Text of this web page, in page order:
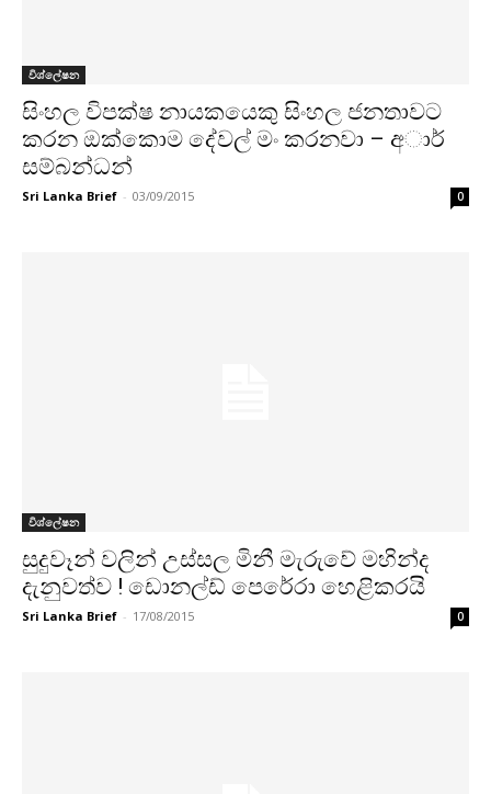
විශ්ලේෂන
සිංහල විපක්ෂ නායකයෙකු සිංහල ජනතාවට
කරන ඔක්කොම දේවල් මං කරනවා – අාර්
සම්බන්ධන්
Sri Lanka Brief - 03/09/2015 0
විශ්ලේෂන
සුදුවෑන් වලින් උස්සල මිනී මැරුවේ මහින්ද
දැනුවත්ව ! ඩොනල්ඩ් පෙරේරා හෙළිකරයි
Sri Lanka Brief - 17/08/2015 0